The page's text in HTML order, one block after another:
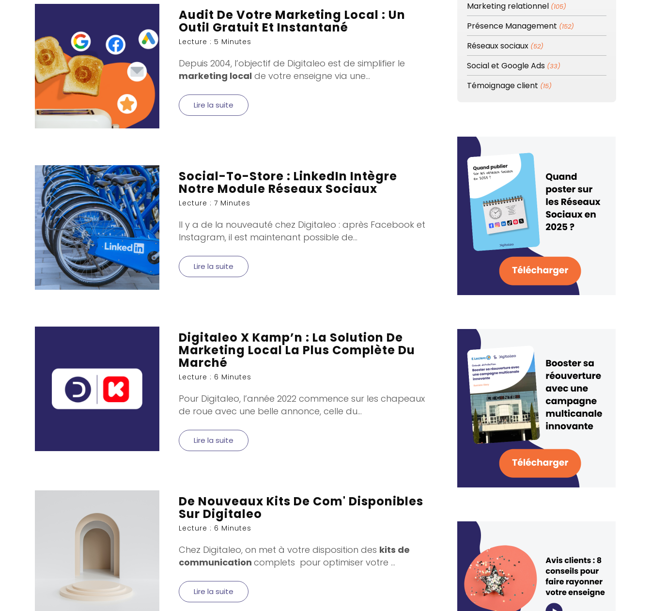
Audit De Votre Marketing Local : Un
Outil Gratuit Et Instantané
Lecture : 5 Minutes
Depuis 2004, l’objectif de Digitaleo est de simplifier le
marketing local de votre enseigne via une...
Lire la suite
Social-To-Store : LinkedIn Intègre
Notre Module Réseaux Sociaux
Lecture : 7 Minutes
Il y a de la nouveauté chez Digitaleo : après Facebook et
Instagram, il est maintenant possible de...
Lire la suite
Digitaleo X Kamp’n : La Solution De
Marketing Local La Plus Complète Du
Marché
Lecture : 6 Minutes
Pour Digitaleo, l’année 2022 commence sur les chapeaux
de roue avec une belle annonce, celle du...
Lire la suite
De Nouveaux Kits De Com' Disponibles
Sur Digitaleo
Lecture : 6 Minutes
Chez Digitaleo, on met à votre disposition des kits de
communication complets pour optimiser votre ...
Lire la suite
Marketing relationnel (105)
Présence Management (152)
Réseaux sociaux (52)
Social et Google Ads (33)
Témoignage client (15)